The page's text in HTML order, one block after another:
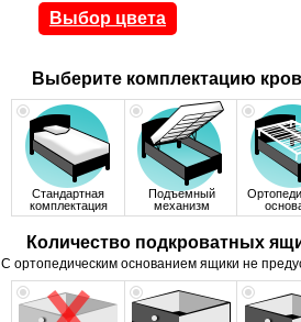
Выбор цвета
Выберите комплектацию
Стандартная
комплектация
Подъемный
механизм
Количество подкроватных
С ортопедическим основанием ящики не